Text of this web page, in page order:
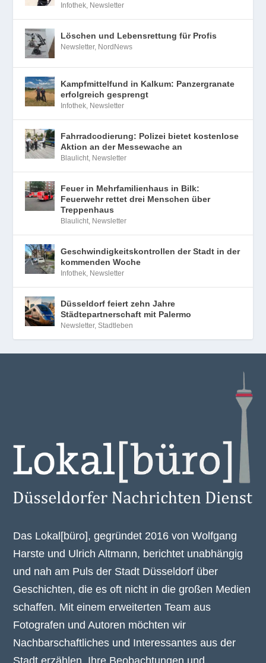
Infothek, Newsletter
Löschen und Lebensrettung für Profis
Newsletter, NordNews
Kampfmittelfund in Kalkum: Panzergranate
erfolgreich gesprengt
Infothek, Newsletter
Fahrradcodierung: Polizei bietet kostenlose
Aktion an der Messewache an
Blaulicht, Newsletter
Feuer in Mehrfamilienhaus in Bilk:
Feuerwehr rettet drei Menschen über
Treppenhaus
Blaulicht, Newsletter
Geschwindigkeitskontrollen der Stadt in der
kommenden Woche
Infothek, Newsletter
Düsseldorf feiert zehn Jahre
Städtepartnerschaft mit Palermo
Newsletter,Stadtleben
Das Lokal[büro], gegründet 2016 von Wolfgang
Harste und Ulrich Altmann, berichtet unabhängig
und nah am Puls der Stadt Düsseldorf über
Geschichten, die es oft nicht in die großen Medien
schaffen. Mit einem erweiterten Team aus
Fotografen und Autoren möchten wir
Nachbarschaftliches und Interessantes aus der
Stadt erzählen. Ihre Beobachtungen und